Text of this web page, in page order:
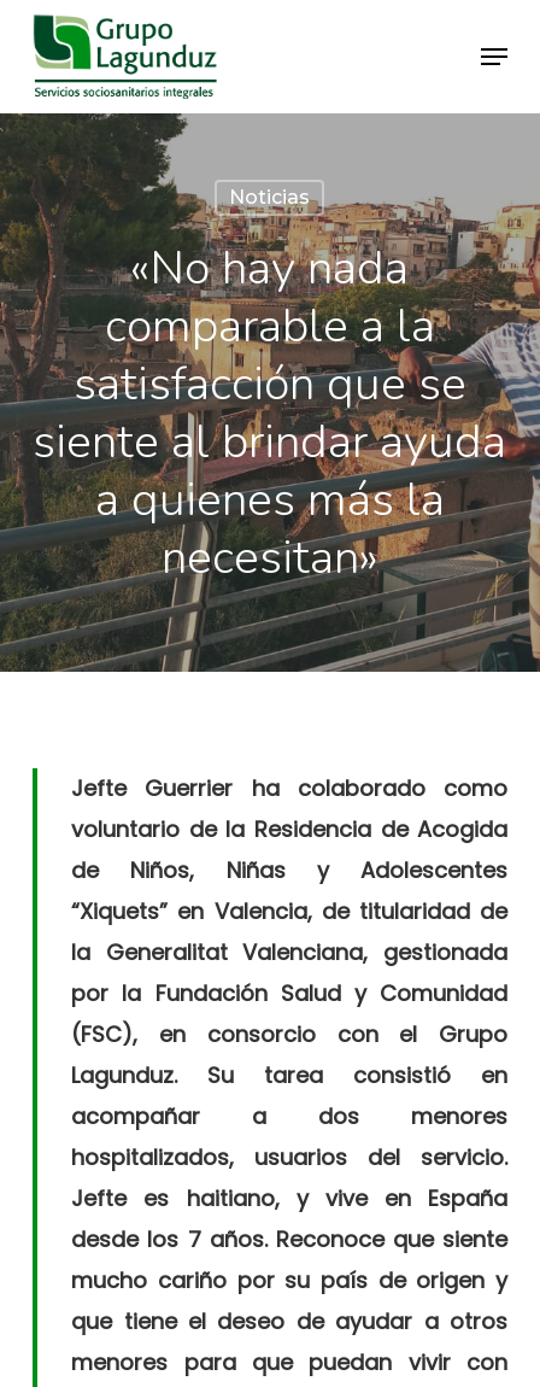
main
content
Menu
Noticias
«No hay nada
comparable a la
satisfacción que se
siente al brindar ayuda
a quienes más la
necesitan»
Jefte Guerrier ha colaborado como
voluntario de la Residencia de Acogida
de Niños, Niñas y Adolescentes
“Xiquets” en Valencia, de titularidad de
la Generalitat Valenciana, gestionada
por la Fundación Salud y Comunidad
(FSC), en consorcio con el Grupo
Lagunduz. Su tarea consistió en
acompañar a dos menores
hospitalizados, usuarios del servicio.
Jefte es haitiano, y vive en España
desde los 7 años. Reconoce que siente
mucho cariño por su país de origen y
que tiene el deseo de ayudar a otros
menores para que puedan vivir con
Close